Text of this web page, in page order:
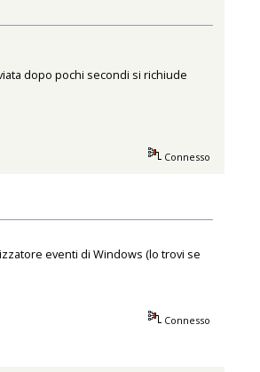
dopo pochi secondi si richiude
Connesso
eventi di Windows (lo trovi se
Connesso